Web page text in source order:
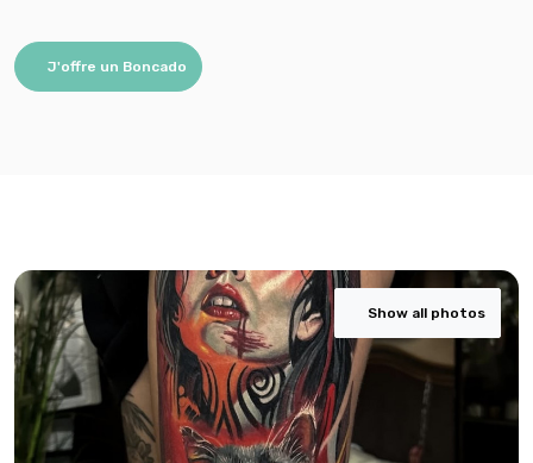
J'offre un Boncado
Show all photos